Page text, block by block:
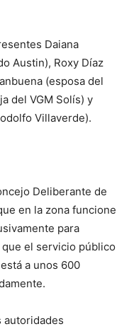
Daiana
Austin), Roxy Díaz
(esposa del
del VGM Solís) y
Villaverde).
Deliberante de
en la zona funcione
para
el servicio público
a unos 600
autoridades